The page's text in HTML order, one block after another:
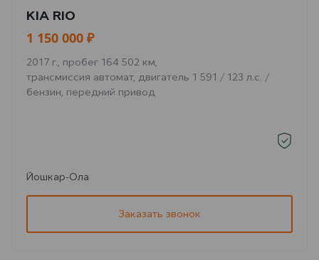
KIA RIO
1 150 000 ₽
2017 г., пробег 164 502 км,
трансмиссия автомат, двигатель 1 591 / 123 л.с. /
бензин, передний привод
Йошкар-Ола
Заказать звонок